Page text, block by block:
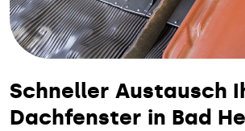
Schneller Austausch
Dachfenster in Bad